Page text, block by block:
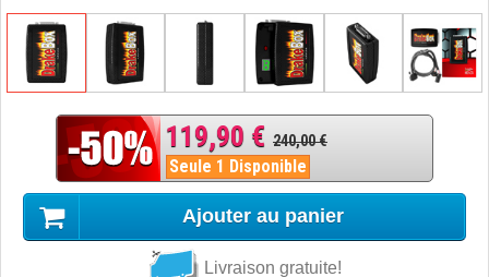
119,90 € 240,00 €
Seule 1 Disponible
Ajouter au panier
Livraison gratuite!